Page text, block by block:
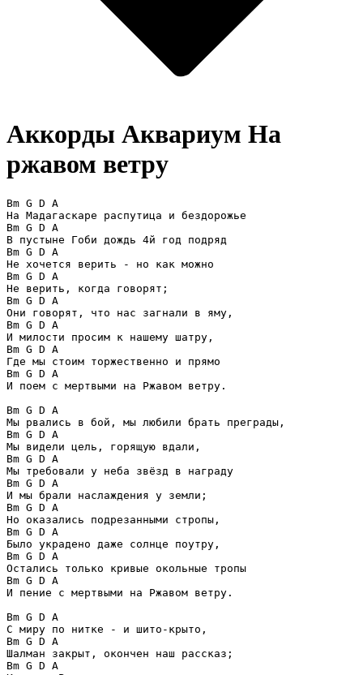
Аккорды Аквариум На
ржавом ветру
Bm G D A
На Мадагаскаре распутица и бездорожье
Bm G D A
В пустыне Гоби дождь 4й год подряд
Bm G D A
Не хочется верить - но как можно
Bm G D A
Не верить, когда говорят;
Bm G D A
Они говорят, что нас загнали в яму,
Bm G D A
И милости просим к нашему шатру,
Bm G D A
Где мы стоим торжественно и прямо
Bm G D A
И поем с мертвыми на Ржавом ветру.
Bm G D A
Мы рвались в бой, мы любили брать преграды,
Bm G D A
Мы видели цель, горящую вдали,
Bm G D A
Мы требовали у неба звёзд в награду
Bm G D A
И мы брали наслаждения у земли;
Bm G D A
Но оказались подрезанными стропы,
Bm G D A
Было украдено даже солнце поутру,
Bm G D A
Остались только кривые окольные тропы
Bm G D A
И пение с мертвыми на Ржавом ветру.
Bm G D A
С миру по нитке - и шито-крыто,
Bm G D A
Шалман закрыт, окончен наш рассказ;
Bm G D A